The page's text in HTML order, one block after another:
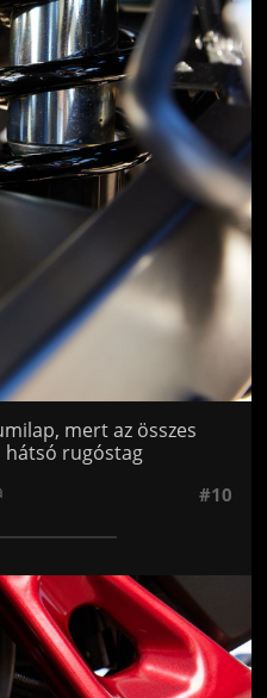
mert az összes
hátsó rugóstag
#10
kép!